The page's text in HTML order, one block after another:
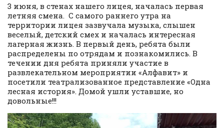
3 июня, в стенах нашего лицея, началась первая
летняя смена. С самого раннего утра на
территории лицея зазвучала музыка, слышен
веселый, детский смех и началась интересная
лагерная жизнь. В первый день, ребята были
распределены по отрядам и познакомились. В
течении дня ребята приняли участие в
развлекательном мероприятии «Алфавит» и
посетили театрализованное представление «Одна
лесная история». Домой ушли уставшие, но
довольные!!!